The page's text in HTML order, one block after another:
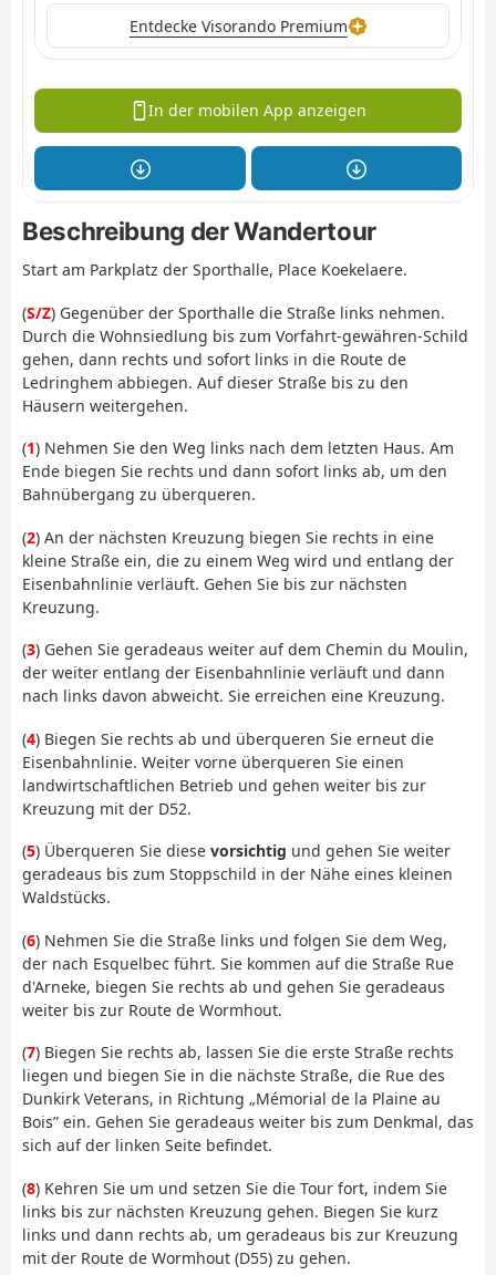
Entdecke Visorando Premium
In der mobilen App anzeigen
Beschreibung der Wandertour
Start am Parkplatz der Sporthalle, Place Koekelaere.
(S/Z) Gegenüber der Sporthalle die Straße links nehmen.
Durch die Wohnsiedlung bis zum Vorfahrt-gewähren-Schild
gehen, dann rechts und sofort links in die Route de
Ledringhem abbiegen. Auf dieser Straße bis zu den
Häusern weitergehen.
(1) Nehmen Sie den Weg links nach dem letzten Haus. Am
Ende biegen Sie rechts und dann sofort links ab, um den
Bahnübergang zu überqueren.
(2) An der nächsten Kreuzung biegen Sie rechts in eine
kleine Straße ein, die zu einem Weg wird und entlang der
Eisenbahnlinie verläuft. Gehen Sie bis zur nächsten
Kreuzung.
(3) Gehen Sie geradeaus weiter auf dem Chemin du Moulin,
der weiter entlang der Eisenbahnlinie verläuft und dann
nach links davon abweicht. Sie erreichen eine Kreuzung.
(4) Biegen Sie rechts ab und überqueren Sie erneut die
Eisenbahnlinie. Weiter vorne überqueren Sie einen
landwirtschaftlichen Betrieb und gehen weiter bis zur
Kreuzung mit der D52.
(5) Überqueren Sie diese vorsichtig und gehen Sie weiter
geradeaus bis zum Stoppschild in der Nähe eines kleinen
Waldstücks.
(6) Nehmen Sie die Straße links und folgen Sie dem Weg,
der nach Esquelbec führt. Sie kommen auf die Straße Rue
d'Arneke, biegen Sie rechts ab und gehen Sie geradeaus
weiter bis zur Route de Wormhout.
(7) Biegen Sie rechts ab, lassen Sie die erste Straße rechts
liegen und biegen Sie in die nächste Straße, die Rue des
Dunkirk Veterans, in Richtung „Mémorial de la Plaine au
Bois” ein. Gehen Sie geradeaus weiter bis zum Denkmal, das
sich auf der linken Seite befindet.
(8) Kehren Sie um und setzen Sie die Tour fort, indem Sie
links bis zur nächsten Kreuzung gehen. Biegen Sie kurz
links und dann rechts ab, um geradeaus bis zur Kreuzung
mit der Route de Wormhout (D55) zu gehen.